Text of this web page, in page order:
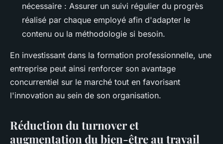
nécessaire : Assurer un suivi régulier du progrès
réalisé par chaque employé afin d'adapter le
contenu ou la méthodologie si besoin.
En investissant dans la formation professionnelle, une
entreprise peut ainsi renforcer son avantage
concurrentiel sur le marché tout en favorisant
l'innovation au sein de son organisation.
Réduction du turnover et
augmentation du bien-être au travail